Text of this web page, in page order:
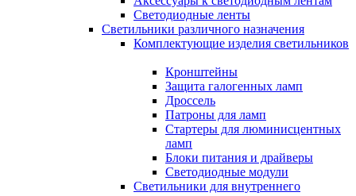
Светодиодные ленты
Светильники различного назначения
Комплектующие изделия светильников
Кронштейны
Защита галогенных ламп
Дроссель
Патроны для ламп
Стартеры для люминисцентных
ламп
Блоки питания и драйверы
Светодиодные модули
Светильники для внутреннего